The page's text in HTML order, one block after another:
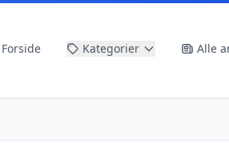
Forside Kategorier Alle